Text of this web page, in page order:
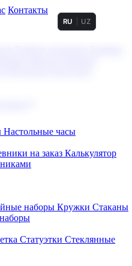
Контакты
RU UZ
Настольные часы
на заказ Калькулятор
наборы Кружки Стаканы
Статуэтки Стеклянные